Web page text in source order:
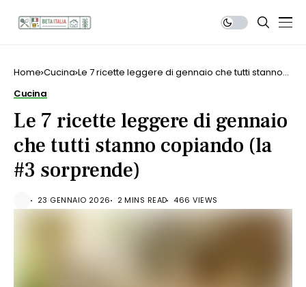
Home Cucina Le 7 ricette leggere di gennaio che tutti stanno
Cucina
Le 7 ricette leggere di gennaio
che tutti stanno copiando (la
#3 sorprende)
23 GENNAIO 2026 2 MINS READ 466 VIEWS